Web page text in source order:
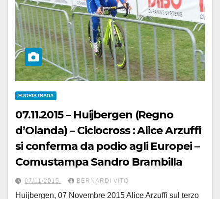
FUORISTRADA
07.11.2015 – Huijbergen (Regno
d’Olanda) – Ciclocross : Alice Arzuffi
si conferma da podio agli Europei –
Comustampa Sandro Brambilla
07/11/2015 BERNARDI VITO
Huijbergen, 07 Novembre 2015 Alice Arzuffi sul terzo